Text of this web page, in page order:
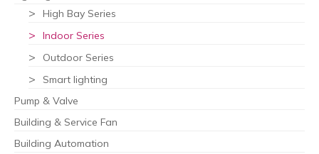
High Bay Series
Indoor Series
Outdoor Series
Smart lighting
Pump & Valve
Building & Service Fan
Building Automation